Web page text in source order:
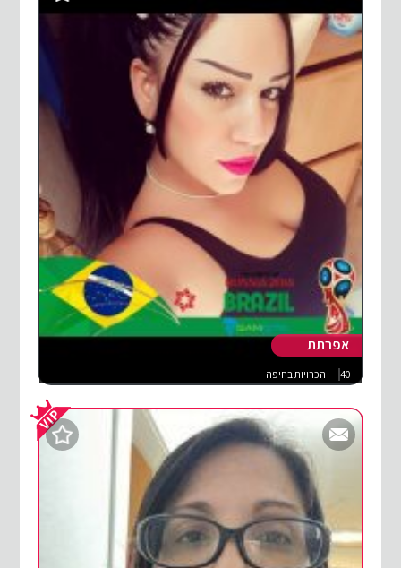
אפרתת
40 הכרויות בחיפה